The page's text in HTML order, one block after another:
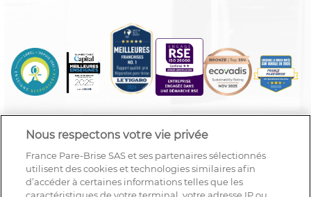
Nous respectons votre vie privée
France Pare-Brise SAS et ses partenaires sélectionnés
utilisent des cookies et technologies similaires afin
d’accéder à certaines informations telles que les